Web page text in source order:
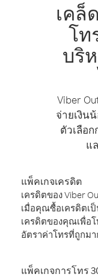
เคล็
โท
บริ
Viber
จ่ายเงิน
ตัวเลือ
แ
แพ็คเกจเครดิต
เครดิตของ Viber
เมื่อคุณซื้อเครดิตเ
เครดิตของคุณเพื่อ
อัตราค่าโทรที่ถูกมา
แพ็คเกจการโทร